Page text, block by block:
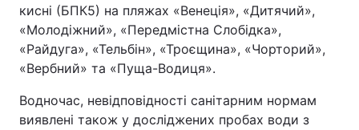
кисні (БПК5) на пляжах «Венеція», «Дитячий»,
«Молодіжний», «Передмістна Слобідка»,
«Райдуга», «Тельбін», «Троєщина», «Чорторий»,
«Вербний» та «Пуща-Водиця».
Водночас, невідповідності санітарним нормам
виявлені також у досліджених пробах води з